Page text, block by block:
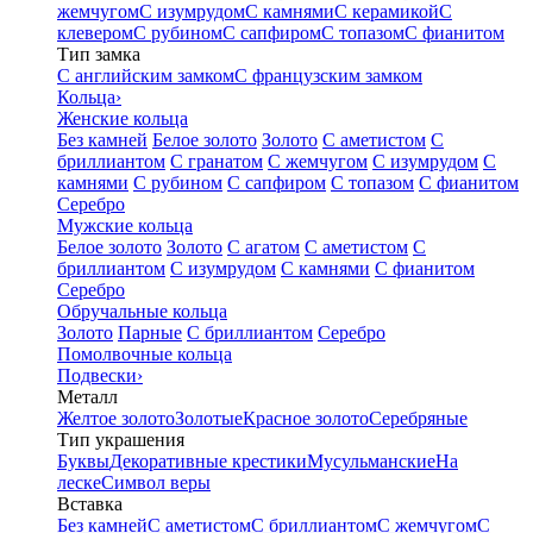
жемчугомС изумрудомС камнямиС керамикойС
клеверомС рубиномС сапфиромС топазомС фианитом
Тип замка
С английским замкомС французским замком
Кольца›
Женские кольца
Без камней Белое золото Золото С аметистом С
бриллиантом С гранатом С жемчугом С изумрудом С
камнями С рубином С сапфиром С топазом С фианитом
Серебро
Мужские кольца
Белое золото Золото С агатом С аметистом С
бриллиантом С изумрудом С камнями С фианитом
Серебро
Обручальные кольца
Золото Парные С бриллиантом Серебро
Помолвочные кольца
Подвески›
Металл
Желтое золотоЗолотыеКрасное золотоСеребряные
Тип украшения
БуквыДекоративные крестикиМусульманскиеНа
лескеСимвол веры
Вставка
Без камнейС аметистомС бриллиантомС жемчугомС